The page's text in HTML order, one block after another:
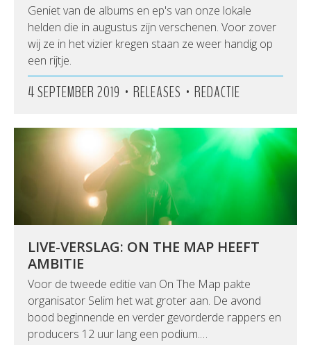
Geniet van de albums en ep's van onze lokale
helden die in augustus zijn verschenen. Voor zover
wij ze in het vizier kregen staan ze weer handig op
een rijtje.
4 SEPTEMBER 2019 • RELEASES • REDACTIE
LIVE-VERSLAG: ON THE MAP HEEFT
AMBITIE
Voor de tweede editie van On The Map pakte
organisator Selim het wat groter aan. De avond
bood beginnende en verder gevorderde rappers en
producers 12 uur lang een podium.…